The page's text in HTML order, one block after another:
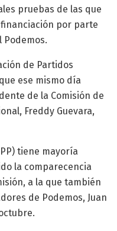
pruebas de las que
por parte
Podemos.
de Partidos
ese mismo día
de la Comisión de
Freddy Guevara,
tiene mayoría
la comparecencia
a la que también
de Podemos, Juan